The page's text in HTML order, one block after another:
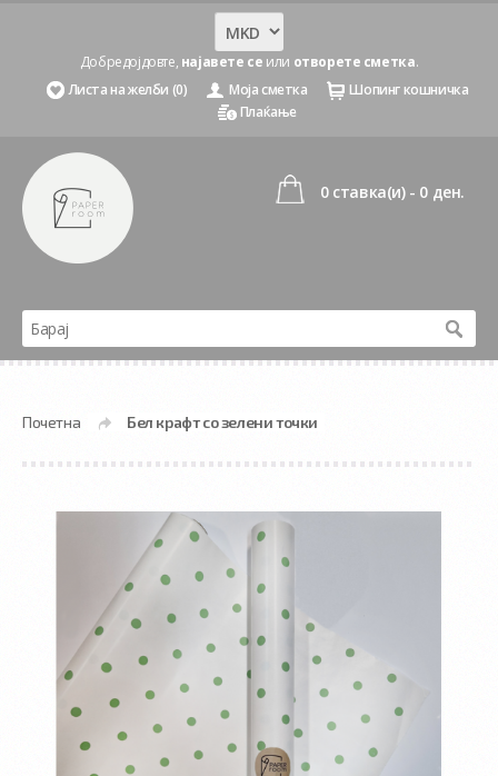
Добредојдовте, најавете се или отворете сметка.
Листа на желби (0)
Моја сметка
Шопинг кошничка
Плаќање
0 ставка(и) - 0 ден.
Почетна » Бел крафт со зелени точки